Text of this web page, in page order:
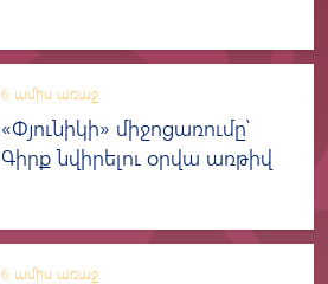
6 ամիս առաջ
«Փյունիկի» միջոցառումը՝
Գիրք նվիրելու օրվա առթիվ
6 ամիս առաջ